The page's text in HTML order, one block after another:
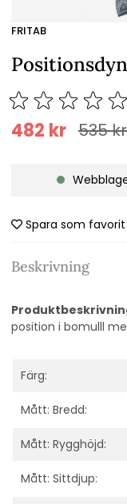
FRITAB
535kr
482 kr
Spara som favorit
Beskrivning
position i bomulll
Färg:
Mått: Bredd:
Mått: Rygghöjd:
Mått: Sittdjup: